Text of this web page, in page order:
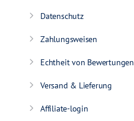
Datenschutz
Zahlungsweisen
Echtheit von Bewertungen
Versand & Lieferung
Affiliate-login